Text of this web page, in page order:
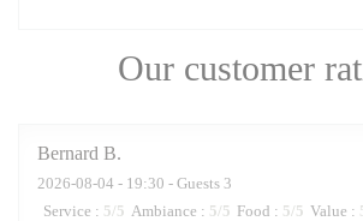
Our customer
Bernard B
2026-08-04 - 19:30 - Guests 3
Service : 5/5 Ambiance : 5/5 Food : 5/5 Value :